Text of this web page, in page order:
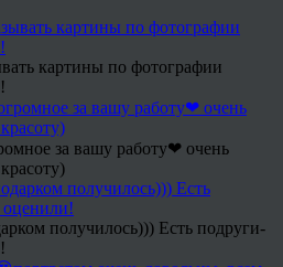
картины по фотографии
за вашу работу❤ очень
получилось))) Есть подруги-